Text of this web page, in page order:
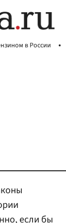
в России
если бы